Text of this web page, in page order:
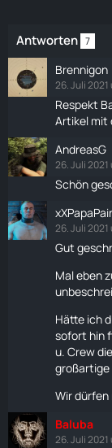
Antworten 7
Brennigon
26. Juli 2021
Respekt
Artikel mit
AndreasG
26. Juli 2021
Schön
26. Juli 2021
Gut
Mal eben
Hätte ich
sofort hin
u. Crew
großartige
Wir
Baluba
26. Juli 2021